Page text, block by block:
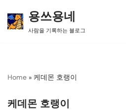
콘
너
용쓰용네
사람을 기록하는 블로그
Home » 케데몬 호랭이
케데몬 호랭이